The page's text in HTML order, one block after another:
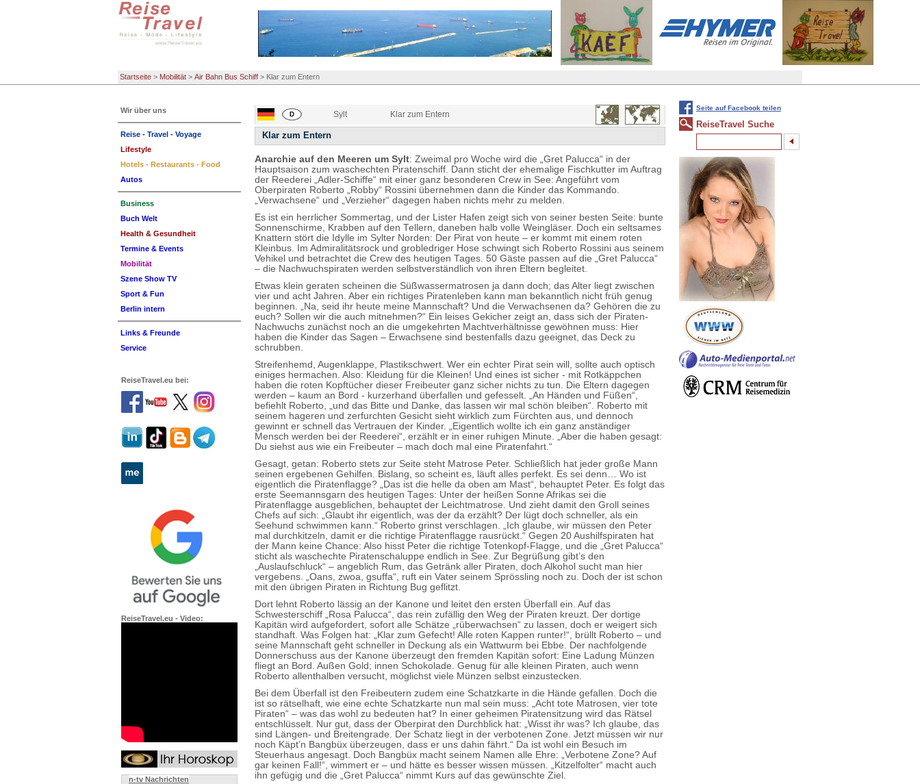
Startseite > Mobilität > Air Bahn Bus Schiff > Klar zum Entern
Sylt Klar zum Entern
Klar zum Entern
Anarchie auf den Meeren um Sylt: Zweimal pro Woche wird die „Gret Palucca“ in der
Hauptsaison zum waschechten Piratenschiff. Dann sticht der ehemalige Fischkutter im Auftrag
der Reederei „Adler-Schiffe“ mit einer ganz besonderen Crew in See: Angeführt vom
Oberpiraten Roberto „Robby“ Rossini übernehmen dann die Kinder das Kommando.
„Verwachsene“ und „Verzieher“ dagegen haben nichts mehr zu melden.
Es ist ein herrlicher Sommertag, und der Lister Hafen zeigt sich von seiner besten Seite: bunte
Sonnenschirme, Krabben auf den Tellern, daneben halb volle Weingläser. Doch ein seltsames
Knattern stört die Idylle im Sylter Norden: Der Pirat von heute – er kommt mit einem roten
Kleinbus. Im Admiralitätsrock und grobledriger Hose schwingt sich Roberto Rossini aus seinem
Vehikel und betrachtet die Crew des heutigen Tages. 50 Gäste passen auf die „Gret Palucca“
– die Nachwuchspiraten werden selbstverständlich von ihren Eltern begleitet.
Etwas klein geraten scheinen die Süßwassermatrosen ja dann doch; das Alter liegt zwischen
vier und acht Jahren. Aber ein richtiges Piratenleben kann man bekanntlich nicht früh genug
beginnen. „Na, seid ihr heute meine Mannschaft? Und die Verwachsenen da? Gehören die zu
euch? Sollen wir die auch mitnehmen?“ Ein leises Gekicher zeigt an, dass sich der Piraten-
Nachwuchs zunächst noch an die umgekehrten Machtverhältnisse gewöhnen muss: Hier
haben die Kinder das Sagen – Erwachsene sind bestenfalls dazu geeignet, das Deck zu
schrubben.
Streifenhemd, Augenklappe, Plastikschwert. Wer ein echter Pirat sein will, sollte auch optisch
einiges hermachen. Also: Kleidung für die Kleinen! Und eines ist sicher - mit Rotkäppchen
haben die roten Kopftücher dieser Freibeuter ganz sicher nichts zu tun. Die Eltern dagegen
werden – kaum an Bord - kurzerhand überfallen und gefesselt. „An Händen und Füßen“,
befiehlt Roberto, „und das Bitte und Danke, das lassen wir mal schön bleiben“. Roberto mit
seinem hageren und zerfurchten Gesicht sieht wirklich zum Fürchten aus, und dennoch
gewinnt er schnell das Vertrauen der Kinder. „Eigentlich wollte ich ein ganz anständiger
Mensch werden bei der Reederei“, erzählt er in einer ruhigen Minute. „Aber die haben gesagt:
Du siehst aus wie ein Freibeuter – mach doch mal eine Piratenfahrt.“
Gesagt, getan: Roberto stets zur Seite steht Matrose Peter. Schließlich hat jeder große Mann
seinen ergebenen Gehilfen. Bislang, so scheint es, läuft alles perfekt. Es sei denn… Wo ist
eigentlich die Piratenflagge? „Das ist die helle da oben am Mast“, behauptet Peter. Es folgt das
erste Seemannsgarn des heutigen Tages: Unter der heißen Sonne Afrikas sei die
Piratenflagge ausgeblichen, behauptet der Leichtmatrose. Und zieht damit den Groll seines
Chefs auf sich: „Glaubt ihr eigentlich, was der da erzählt? Der lügt doch schneller, als ein
Seehund schwimmen kann.“ Roberto grinst verschlagen. „Ich glaube, wir müssen den Peter
mal durchkitzeln, damit er die richtige Piratenflagge rausrückt.“ Gegen 20 Aushilfspiraten hat
der Mann keine Chance: Also hisst Peter die richtige Totenkopf-Flagge, und die „Gret Palucca“
sticht als waschechte Piratenschaluppe endlich in See. Zur Begrüßung gibt’s den
„Auslaufschluck“ – angeblich Rum, das Getränk aller Piraten, doch Alkohol sucht man hier
vergebens. „Oans, zwoa, gsuffa“, ruft ein Vater seinem Sprössling noch zu. Doch der ist schon
mit den übrigen Piraten in Richtung Bug geflitzt.
Dort lehnt Roberto lässig an der Kanone und leitet den ersten Überfall ein. Auf das
Schwesterschiff „Rosa Palucca“, das rein zufällig den Weg der Piraten kreuzt. Der dortige
Kapitän wird aufgefordert, sofort alle Schätze „rüberwachsen“ zu lassen, doch er weigert sich
standhaft. Was Folgen hat: „Klar zum Gefecht! Alle roten Kappen runter!“, brüllt Roberto – und
seine Mannschaft geht schneller in Deckung als ein Wattwurm bei Ebbe. Der nachfolgende
Donnerschuss aus der Kanone überzeugt den fremden Kapitän sofort: Eine Ladung Münzen
fliegt an Bord. Außen Gold; innen Schokolade. Genug für alle kleinen Piraten, auch wenn
Roberto allenthalben versucht, möglichst viele Münzen selbst einzustecken.
Bei dem Überfall ist den Freibeutern zudem eine Schatzkarte in die Hände gefallen. Doch die
ist so rätselhaft, wie eine echte Schatzkarte nun mal sein muss: „Acht tote Matrosen, vier tote
Piraten“ – was das wohl zu bedeuten hat? In einer geheimen Piratensitzung wird das Rätsel
entschlüsselt. Nur gut, dass der Oberpirat den Durchblick hat: „Wisst ihr was? Ich glaube, das
sind Längen- und Breitengrade. Der Schatz liegt in der verbotenen Zone. Jetzt müssen wir nur
noch Käpt’n Bangbüx überzeugen, dass er uns dahin fährt.“ Da ist wohl ein Besuch im
Steuerhaus angesagt. Doch Bangbüx macht seinem Namen alle Ehre: „Verbotene Zone? Auf
gar keinen Fall!“, wimmert er – und hätte es besser wissen müssen. „Kitzelfolter“ macht auch
ihn gefügig und die „Gret Palucca“ nimmt Kurs auf das gewünschte Ziel.
Wir über uns
Reise - Travel - Voyage
Lifestyle
Hotels - Restaurants - Food
Autos
Business
Buch Welt
Health & Gesundheit
Termine & Events
Mobilität
Szene Show TV
Sport & Fun
Berlin intern
Links & Freunde
Service
ReiseTravel.eu bei:
ReiseTravel.eu - Video:
n-tv Nachrichten
Seite auf Facebook teilen
ReiseTravel Suche